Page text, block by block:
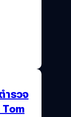
ำรวจ
Tom